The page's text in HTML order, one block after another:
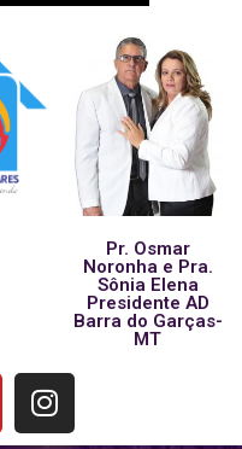
Pr. Osmar
Noronha e Pra.
Sônia Elena
Presidente AD
Barra do Garças-
MT